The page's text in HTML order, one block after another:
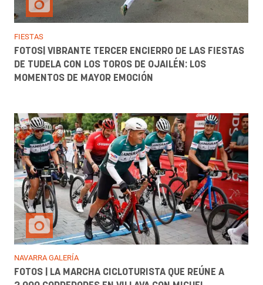
FIESTAS
FOTOS| VIBRANTE TERCER ENCIERRO DE LAS FIESTAS
DE TUDELA CON LOS TOROS DE OJAILÉN: LOS
MOMENTOS DE MAYOR EMOCIÓN
NAVARRA GALERÍA
FOTOS | LA MARCHA CICLOTURISTA QUE REÚNE A